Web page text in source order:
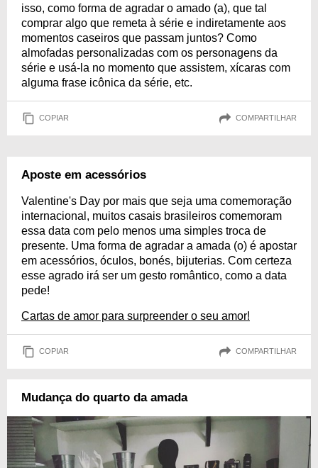
isso, como forma de agradar o amado (a), que tal
comprar algo que remeta à série e indiretamente aos
momentos caseiros que passam juntos? Como
almofadas personalizadas com os personagens da
série e usá-la no momento que assistem, xícaras com
alguma frase icônica da série, etc.
COPIAR COMPARTILHAR
Aposte em acessórios
Valentine's Day por mais que seja uma comemoração
internacional, muitos casais brasileiros comemoram
essa data com pelo menos uma simples troca de
presente. Uma forma de agradar a amada (o) é apostar
em acessórios, óculos, bonés, bijuterias. Com certeza
esse agrado irá ser um gesto romântico, como a data
pede!
Cartas de amor para surpreender o seu amor!
COPIAR COMPARTILHAR
Mudança do quarto da amada